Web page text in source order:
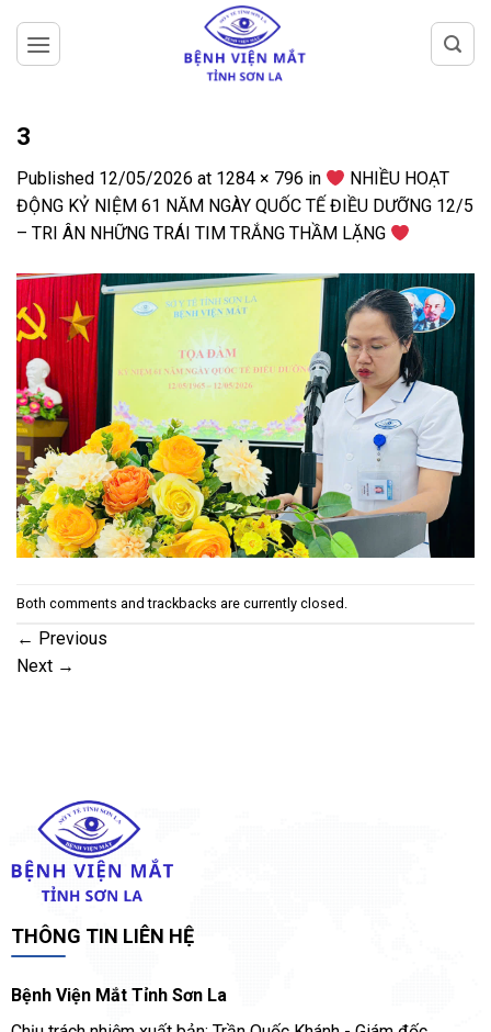
content
3
Published 12/05/2026 at 1284 × 796 in
NHIỀU HOẠT
ĐỘNG KỶ NIỆM 61 NĂM NGÀY QUỐC TẾ ĐIỀU DƯỠNG 12/5
– TRI ÂN NHỮNG TRÁI TIM TRẮNG THẦM LẶNG
Both comments and trackbacks are currently closed.
← Previous
Next →
THÔNG TIN LIÊN HỆ
Bệnh Viện Mắt Tỉnh Sơn La